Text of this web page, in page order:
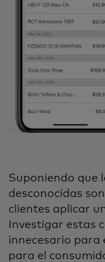
Suponiendo que
desconocidas
clientes aplicar
Investigar estas
innecesario para
para el